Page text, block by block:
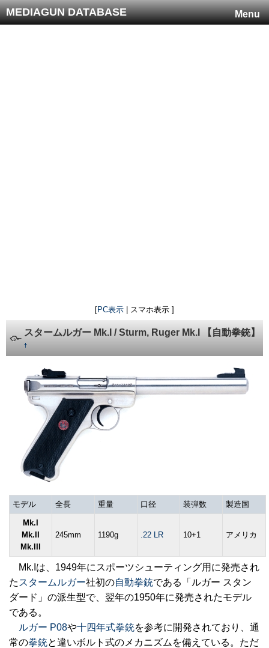
Menu
MEDIAGUN DATABASE
[PC表示 | スマホ表示 ]
スタームルガー Mk.I / Sturm, Ruger Mk.I 【自動拳銃】
†
モデル 全長 重量 口径 装弾数 製造国
Mk.I
Mk.II
Mk.III
245mm 1190g .22 LR 10+1 アメリカ
Mk.Iは、1949年にスポーツシューティング用に発売され
た スタームルガー社初の自動拳銃である「ルガー スタン
ダード」の派生型で、翌年の1950年に発売されたモデル
である。
ルガー P08や十四年式拳銃を参考に開発されており、通
常の拳銃と違いボルト式のメカニズムを備えている。ただ